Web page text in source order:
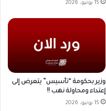
15 يونيو، 2026
وزير بحكومة “تأسيس” يتعرض إلى
إعتداء ومحاولة نهب !!
15 يونيو، 2026